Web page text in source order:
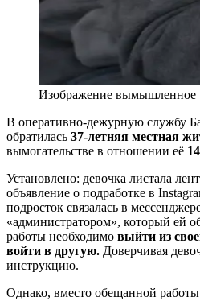
Изображение вымышленное
В оперативно-дежурную службу
обратилась 37-летняя местная
вымогательстве в отношении её
Установлено: девочка листала
объявление о подработке в
подросток связалась в
«администратором», который ей
работы необходимо выйти из
войти в другую. Доверчивая
инструкцию.
Однако, вместо обещанной